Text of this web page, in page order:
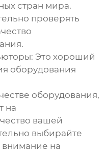
стран мира.
проверять
Это хороший
оборудования
оборудования,
на
вашей
выбирайте
на